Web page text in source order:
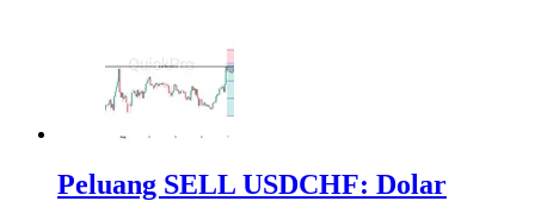
Peluang SELL USDCHF: Dolar